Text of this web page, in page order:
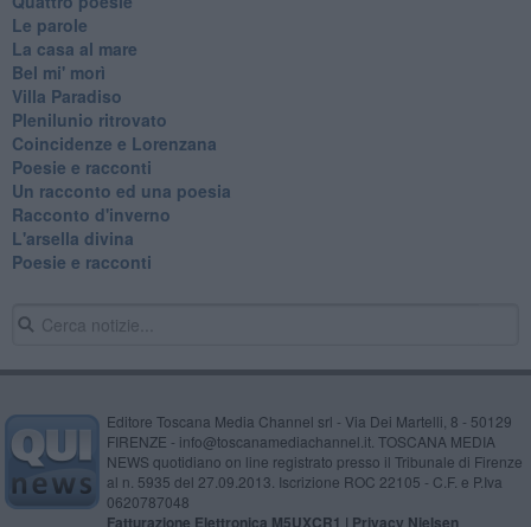
Le parole
La casa al mare
Bel mi' morì
Villa Paradiso
Plenilunio ritrovato
Coincidenze e Lorenzana
Poesie e racconti
Un racconto ed una poesia
Racconto d'inverno
​L'arsella divina
Poesie e racconti
Editore Toscana Media Channel srl - Via Dei Martelli, 8 - 50129
FIRENZE - info@toscanamediachannel.it. TOSCANA MEDIA
NEWS quotidiano on line registrato presso il Tribunale di Firenze
al n. 5935 del 27.09.2013. Iscrizione ROC 22105 - C.F. e P.Iva
0620787048
Fatturazione Elettronica M5UXCR1 | Privacy Nielsen